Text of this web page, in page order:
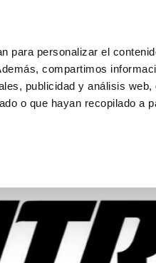
para personalizar el
compartimos
publicidad y análisis
o que hayan recopilado a